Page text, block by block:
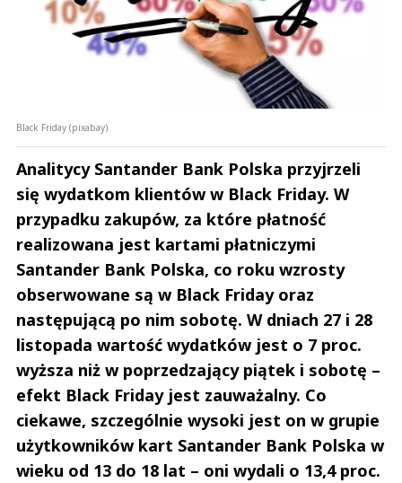
Black Friday (pixabay)
Analitycy Santander Bank Polska przyjrzeli
się wydatkom klientów w Black Friday. W
przypadku zakupów, za które płatność
realizowana jest kartami płatniczymi
Santander Bank Polska, co roku wzrosty
obserwowane są w Black Friday oraz
następującą po nim sobotę. W dniach 27 i 28
listopada wartość wydatków jest o 7 proc.
wyższa niż w poprzedzający piątek i sobotę –
efekt Black Friday jest zauważalny. Co
ciekawe, szczególnie wysoki jest on w grupie
użytkowników kart Santander Bank Polska w
wieku od 13 do 18 lat – oni wydali o 13,4 proc.